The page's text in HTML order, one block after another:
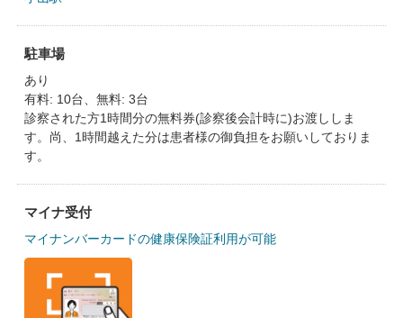
駐車場
あり
有料: 10台、無料: 3台
診察された方1時間分の無料券(診察後会計時に)お渡ししま
す。尚、1時間越えた分は患者様の御負担をお願いしておりま
す。
マイナ受付
マイナンバーカードの健康保険証利用が可能